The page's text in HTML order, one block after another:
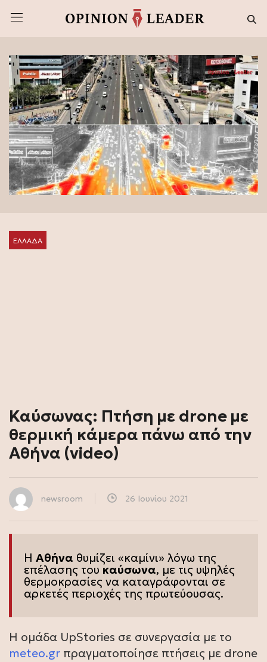
ΕΛΛΑΔΑ
Καύσωνας: Πτήση με drone με
θερμική κάμερα πάνω από την
Αθήνα (video)
newsroom 26 Ιουνίου 2021
Η Αθήνα θυμίζει «καμίνι» λόγω της
επέλασης του καύσωνα, με τις υψηλές
θερμοκρασίες να καταγράφονται σε
αρκετές περιοχές της πρωτεύουσας.
Η ομάδα UpStories σε συνεργασία με το
meteo.gr πραγματοποίησε πτήσεις με drone